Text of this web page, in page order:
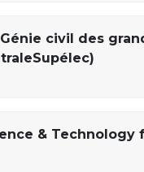
civil des
& Technology